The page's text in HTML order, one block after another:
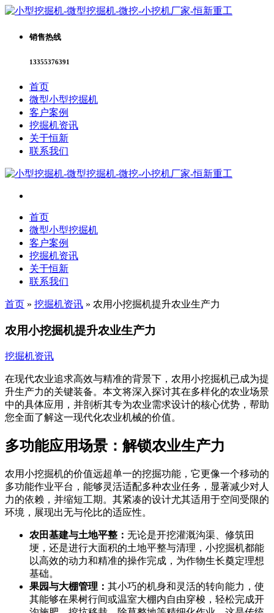
销售热线
13355376391
首页
微型小型挖掘机
客户案例
挖掘机资讯
关于恒新
联系我们
首页
微型小型挖掘机
客户案例
挖掘机资讯
关于恒新
联系我们
首页 » 挖掘机资讯 » 农用小挖掘机提升农业生产力
农用小挖掘机提升农业生产力
挖掘机资讯
在现代农业追求高效与精准的背景下，农用小挖掘机已成为提
升生产力的关键装备。本文将深入探讨其在多样化的农业场景
中的具体应用，并剖析其专为农业需求设计的核心优势，帮助
您全面了解这一现代化农业机械的价值。
多功能应用场景：解锁农业生产力
农用小挖掘机的价值远超单一的挖掘功能，它更像一个移动的
多功能作业平台，能够灵活适配多种农业任务，显著减少对人
力的依赖，并缩短工期。其紧凑的设计尤其适用于空间受限的
环境，展现出无与伦比的适应性。
农田基建与土地平整： 无论是开挖灌溉沟渠、修筑田
埂，还是进行大面积的土地平整与清理，小挖掘机都能
以高效的动力和精准的操作完成，为作物生长奠定理想
基础。
果园与大棚管理： 其小巧的机身和灵活的转向能力，使
其能够在果树行间或温室大棚内自由穿梭，轻松完成开